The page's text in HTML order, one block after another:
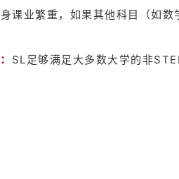
课业繁重，如果其他科目（如
SL足够满足大多数大学的非